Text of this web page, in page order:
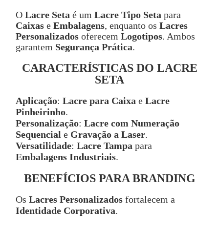
O Lacre Seta é um Lacre Tipo Seta para
Caixas e Embalagens, enquanto os Lacres
Personalizados oferecem Logotipos. Ambos
garantem Segurança Prática.
CARACTERÍSTICAS DO LACRE
SETA
Aplicação: Lacre para Caixa e Lacre
Pinheirinho.
Personalização: Lacre com Numeração
Sequencial e Gravação a Laser.
Versatilidade: Lacre Tampa para
Embalagens Industriais.
BENEFÍCIOS PARA BRANDING
Os Lacres Personalizados fortalecem a
Identidade Corporativa.